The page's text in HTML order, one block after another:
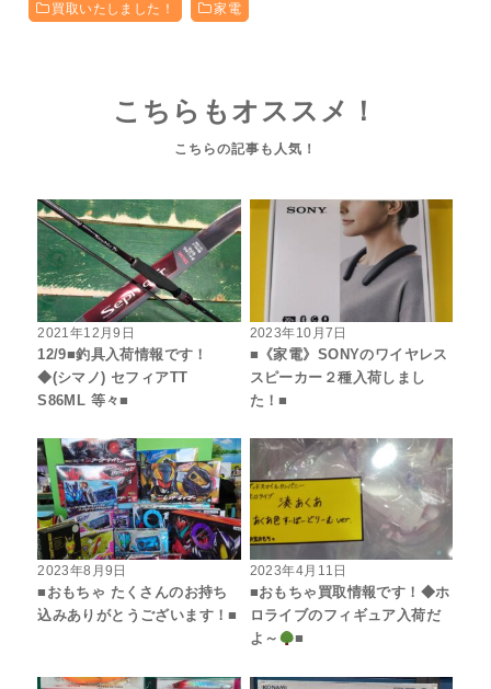
買取いたしました！ 家電
こちらもオススメ！
2021年12月9日
12/9■釣具入荷情報です！
◆(シマノ) セフィアTT
S86ML 等々■
2023年10月7日
■《家電》SONYのワイヤレス
スピーカー２種入荷しまし
た！■
2023年8月9日
■おもちゃ たくさんのお持ち
込みありがとうございます！■
2023年4月11日
■おもちゃ買取情報です！◆ホ
ロライブのフィギュア入荷だ
よ～
■